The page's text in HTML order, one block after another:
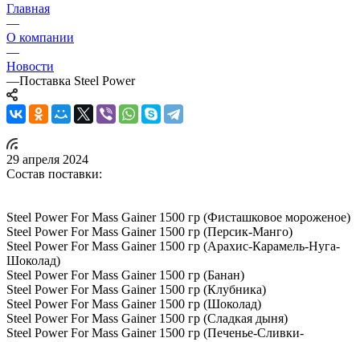
Главная
—
О компании
—
Новости
—Поставка Steel Power
29 апреля 2024
Состав поставки:
Steel Power For Mass Gainer 1500 гр (Фисташковое мороженое)
Steel Power For Mass Gainer 1500 гр (Персик-Манго)
Steel Power For Mass Gainer 1500 гр (Арахис-Карамель-Нуга-
Шоколад)
Steel Power For Mass Gainer 1500 гр (Банан)
Steel Power For Mass Gainer 1500 гр (Клубника)
Steel Power For Mass Gainer 1500 гр (Шоколад)
Steel Power For Mass Gainer 1500 гр (Сладкая дыня)
Steel Power For Mass Gainer 1500 гр (Печенье-Сливки-